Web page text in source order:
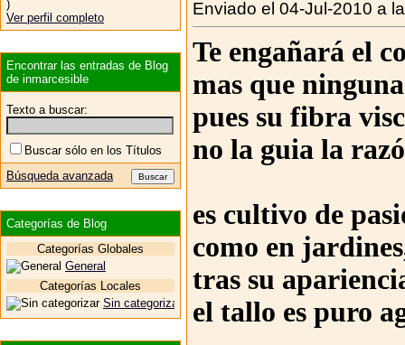
Enviado el 04-Jul-2010 a
Te engañará el
mas que
pues su fibra
no la guia la
es cultivo de
como en
tras su
el tallo es puro
)
Ver perfil completo
Encontrar las entradas de Blog
de inmarcesible
Texto a buscar:
Buscar sólo en los Títulos
Búsqueda avanzada
Categorías de Blog
Categorías Globales
General
Categorías Locales
Sin categorizar